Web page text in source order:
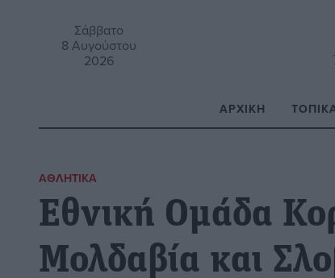
Σάββατο
8 Αυγούστου
2026
ΑΡΧΙΚΉ
ΑΘΛΗΤΙΚΆ
Εθνική Ομάδα
Μολδαβία και